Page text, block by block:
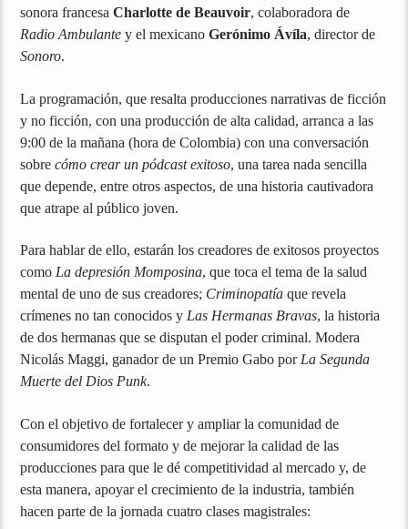
sonora francesaCharlotte de Beauvoir, colaboradora de
Radio Ambulante y el mexicanoGerónimo Ávíla, director de
Sonoro.
La programación, que resalta producciones narrativas de ficción
y no ficción, con una producción de alta calidad, arranca a las
9:00 de la mañana (hora de Colombia) con una conversación
sobrecómo crear un pódcast exitoso, una tarea nada sencilla
que depende, entre otros aspectos, de una historia cautivadora
que atrape al público joven.
Para hablar de ello, estarán los creadores de exitosos proyectos
como La depresión Momposina, que toca el tema de la salud
mental de uno de sus creadores; Criminopatía que revela
crímenes no tan conocidos y Las Hermanas Bravas, la historia
de dos hermanas que se disputan el poder criminal. Modera
Nicolás Maggi, ganador de un Premio Gabo por La Segunda
Muerte del Dios Punk.
Con el objetivo de fortalecer y ampliar la comunidad de
consumidores del formato y de mejorar la calidad de las
producciones para que le dé competitividad al mercado y, de
esta manera, apoyar el crecimiento de la industria, también
hacen parte de la jornada cuatro clases magistrales: